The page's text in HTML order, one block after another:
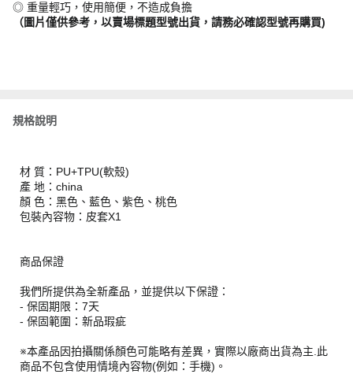
◎ 重量輕巧，使用簡便，不造成負擔
（圖片僅供參考，以賣場標題型號出貨，請務必確認型號再購買)
規格說明
材 質：PU+TPU(軟殼)
產 地：china
顏 色：黑色、藍色、紫色、桃色
包裝內容物：皮套X1
商品保證
我們所提供為全新產品，並提供以下保證：
- 保固期限：7天
- 保固範圍：新品瑕疵
※本產品因拍攝關係顏色可能略有差異，實際以廠商出貨為主.此
商品不包含使用情境內容物(例如：手機)。